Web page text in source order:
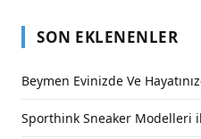
SON EKLENENLER
Beymen Evinizde Ve
Sporthink Sneaker Modelleri